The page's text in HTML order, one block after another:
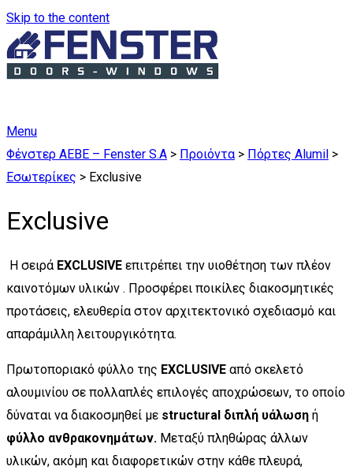
Skip to the content
Menu
Φένστερ ΑΕΒΕ – Fenster S.A > Προιόντα> Πόρτες Alumil >
Εσωτερίκες > Exclusive
Exclusive
Η σειρά EXCLUSIVE επιτρέπει την υιοθέτηση των πλέον
καινοτόμων υλικών . Προσφέρει ποικίλες διακοσμητικές
προτάσεις, ελευθερία στον αρχιτεκτονικό σχεδιασμό και
απαράμιλλη λειτουργικότητα.
Πρωτοποριακό φύλλο της EXCLUSIVE από σκελετό
αλουμινίου σε πολλαπλές επιλογές αποχρώσεων, το οποίο
δύναται να διακοσμηθεί με structural διπλή υάλωση ή
φύλλο ανθρακονημάτων. Μεταξύ πληθώρας άλλων
υλικών, ακόμη και διαφορετικών στην κάθε πλευρά,